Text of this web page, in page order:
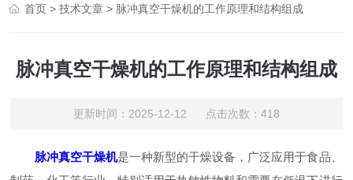
首页 >技术文章 > 脉冲真空干燥机的工作原理和结构组成
脉冲真空干燥机的工作原理和结构组成
更新时间：2025-12-12 点击次数：418
脉冲真空干燥机是一种新型的干燥设备，广泛应用于食品、